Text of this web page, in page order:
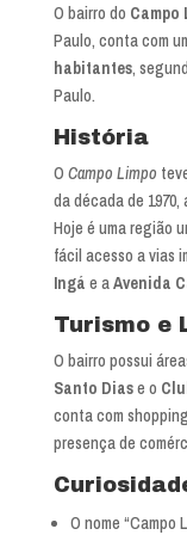
O bairro do Campo
Paulo, conta com
habitantes,
Paulo.
História
O Campo Limpo
da década de
Hoje é uma região
fácil acesso a vias
Ingá e aAvenida
Turismo e
O bairro possui
Santo Diase o
conta com
presença de
O nome “Campo